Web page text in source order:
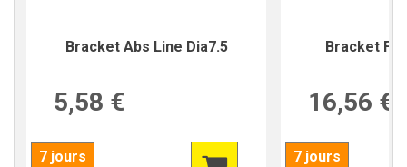
Bracket Abs Line Dia7.5
5,58 €
7 jours
Bracket
16,56 €
7 jours